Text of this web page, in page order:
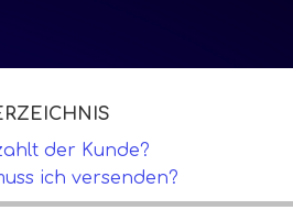
der Kunde?
ich versenden?